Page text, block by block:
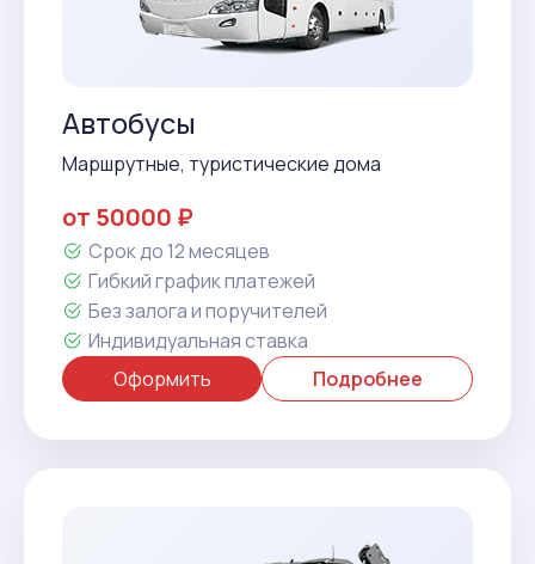
Автобусы
Маршрутные, туристические дома
от 50000 ₽
Срок до 12 месяцев
Гибкий график платежей
Без залога и поручителей
Индивидуальная ставка
Оформить
Подробнее